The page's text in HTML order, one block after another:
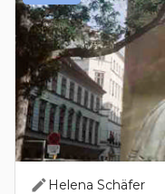
Helena Schäfer